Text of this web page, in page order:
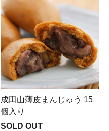
成田山薄皮まんじゅう 15
個入り
SOLD OUT